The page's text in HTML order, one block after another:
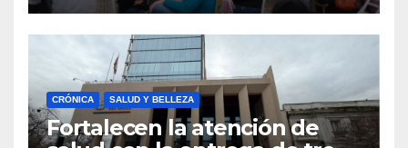
emprendimiento
CRÓNICA SALUD Y BELLEZA
Fortalecen la atención de